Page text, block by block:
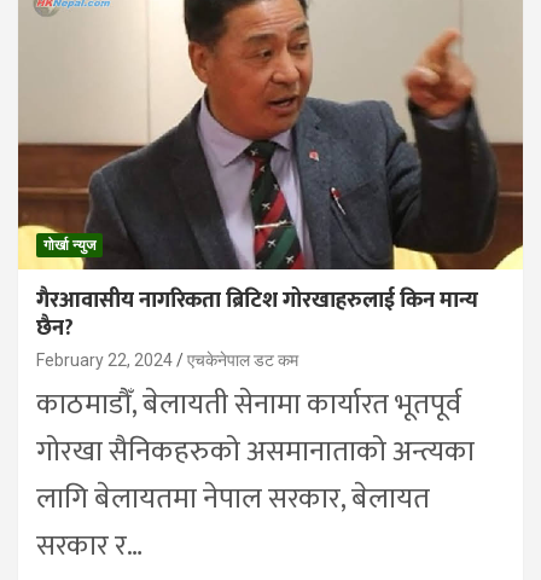
गोर्खा न्युज
गैरआवासीय नागरिकता ब्रिटिश गोरखाहरुलाई किन मान्य
छैन?
February 22, 2024 एचकेनेपाल डट कम
काठमाडौँ, बेलायती सेनामा कार्यारत भूतपूर्व
गोरखा सैनिकहरुको असमानाताको अन्त्यका
लागि बेलायतमा नेपाल सरकार, बेलायत
सरकार र…